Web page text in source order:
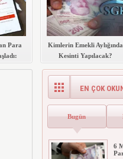
Para
Kimlerin Emekli Aylığında
Kesinti Yapılacak?
EN ÇOK
Bugün
6